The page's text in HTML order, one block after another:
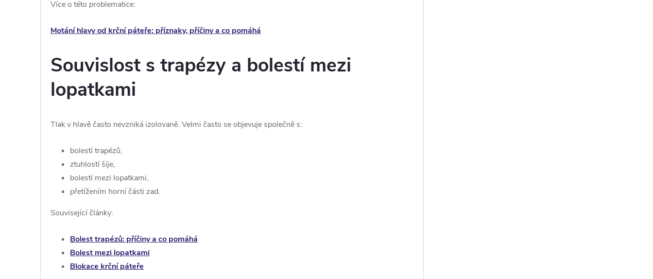
Více o této problematice:
Motání hlavy od krční páteře: příznaky, příčiny a co pomáhá
Souvislost s trapézy a bolestí mezi
lopatkami
Tlak v hlavě často nevzniká izolovaně. Velmi často se objevuje společně s:
bolestí trapézů,
ztuhlostí šíje,
bolestí mezi lopatkami,
přetížením horní části zad.
Související články:
Bolest trapézů: příčiny a co pomáhá
Bolest mezi lopatkami
Blokace krční páteře